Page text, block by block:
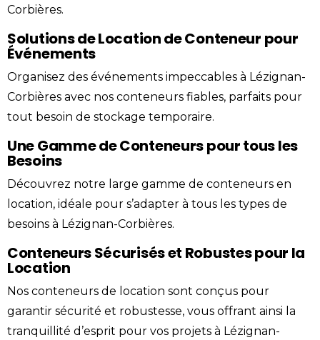
Corbières.
Solutions de Location de Conteneur pour
Événements
Organisez des événements impeccables à Lézignan-
Corbières avec nos conteneurs fiables, parfaits pour
tout besoin de stockage temporaire.
Une Gamme de Conteneurs pour tous les
Besoins
Découvrez notre large gamme de conteneurs en
location, idéale pour s’adapter à tous les types de
besoins à Lézignan-Corbières.
Conteneurs Sécurisés et Robustes pour la
Location
Nos conteneurs de location sont conçus pour
garantir sécurité et robustesse, vous offrant ainsi la
tranquillité d’esprit pour vos projets à Lézignan-